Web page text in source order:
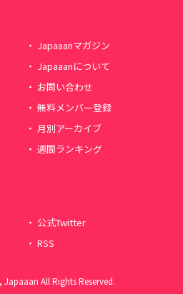
Japaaanマガジン
Japaaanについて
お問い合わせ
無料メンバー登録
月別アーカイブ
週間ランキング
公式Twitter
RSS
All Rights Reserved.